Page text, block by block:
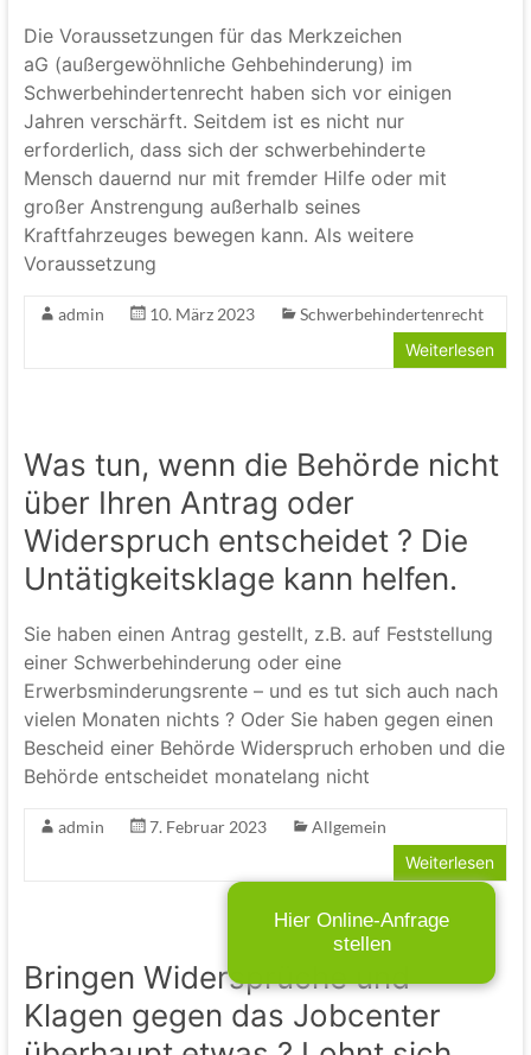
Die Voraussetzungen für das Merkzeichen
aG (außergewöhnliche Gehbehinderung) im
Schwerbehindertenrecht haben sich vor einigen
Jahren verschärft. Seitdem ist es nicht nur
erforderlich, dass sich der schwerbehinderte
Mensch dauernd nur mit fremder Hilfe oder mit
großer Anstrengung außerhalb seines
Kraftfahrzeuges bewegen kann. Als weitere
Voraussetzung
admin 10. März 2023
Schwerbehindertenrecht
Weiterlesen
Was tun, wenn die Behörde nicht
über Ihren Antrag oder
Widerspruch entscheidet ? Die
Untätigkeitsklage kann helfen.
Sie haben einen Antrag gestellt, z.B. auf Feststellung
einer Schwerbehinderung oder eine
Erwerbsminderungsrente – und es tut sich auch nach
vielen Monaten nichts ? Oder Sie haben gegen einen
Bescheid einer Behörde Widerspruch erhoben und die
Behörde entscheidet monatelang nicht
admin 7. Februar 2023
Allgemein
Weiterlesen
Bringen Widersprüche und
Klagen gegen das Jobcenter
Hier Online-Anfrage
stellen